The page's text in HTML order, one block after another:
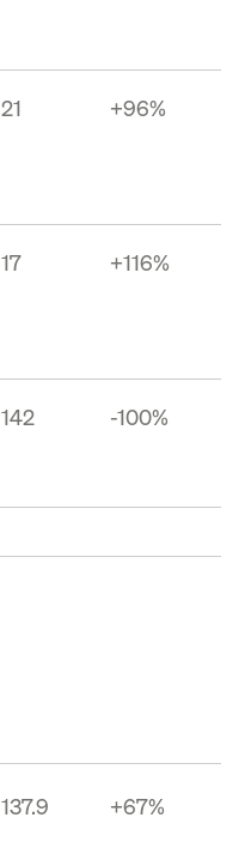
21 +96%
17 +116%
142 -100%
137.9 +67%